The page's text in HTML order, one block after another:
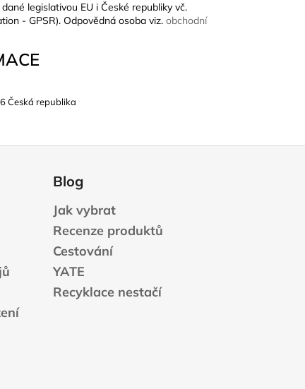
legislativou EU i České republiky vč.
- GPSR). Odpovědná osoba viz. obchodní
Česká republika
Blog
Jak vybrat
Recenze produktů
Cestování
YATE
Recyklace nestačí